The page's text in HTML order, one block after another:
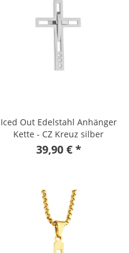
Iced Out Edelstahl Anhänger
Kette - CZ Kreuz silber
39,90 € *